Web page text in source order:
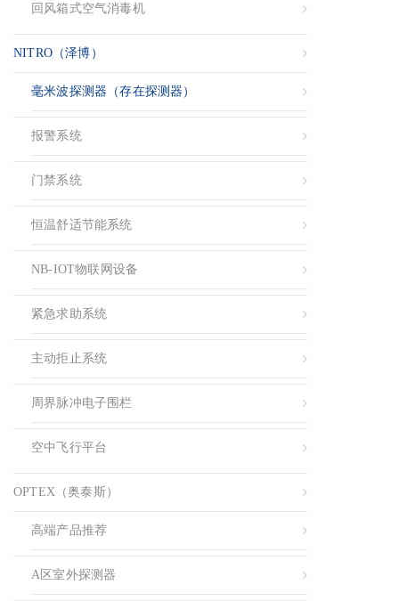
回风箱式空气消毒机
NITRO（泽博）
毫米波探测器（存在探测器）
报警系统
门禁系统
恒温舒适节能系统
NB-IOT物联网设备
紧急求助系统
主动拒止系统
周界脉冲电子围栏
空中飞行平台
OPTEX（奥泰斯）
高端产品推荐
A区室外探测器